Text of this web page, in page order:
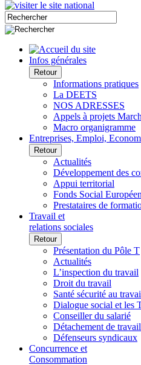
Infos générales
Retour
Informations pratiques
La DEETS
NOS ADRESSES
Appels à projets
Macro organigramme
Entreprises, Emploi,
Retour
Actualités
Développement des
Appui territorial
Fonds Social Européen
Prestataires de
Travail et
relations sociales
Retour
Présentation du Pôle T
Actualités
L’inspection du travail
Droit du travail
Santé sécurité au
Dialogue social et les
Conseiller du salarié
Détachement de
Défenseurs syndicaux
Concurrence et
Consommation